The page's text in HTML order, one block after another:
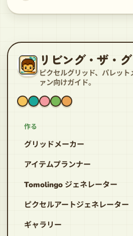
リビング・ザ・
ピクセルグリッド、パレッ
ァン向けガイド。
作る
グリッドメーカー
アイテムプランナー
Tomolingo ジェネレーター
ピクセルアートジェネレーター
ギャラリー